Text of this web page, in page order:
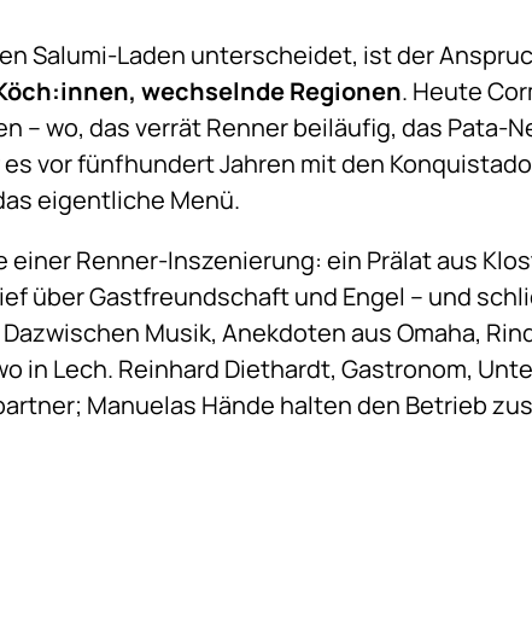
Salumi-Laden unterscheidet, ist der
wechselnde Regionen. Heute
– wo, das verrät Renner beiläufig, das Pata-
vor fünfhundert Jahren mit den
eigentliche Menü.
Renner-Inszenierung: ein Prälat aus
über Gastfreundschaft und Engel – und
Dazwischen Musik, Anekdoten aus Omaha,
in Lech. Reinhard Diethardt, Gastronom,
Manuelas Hände halten den Betrieb